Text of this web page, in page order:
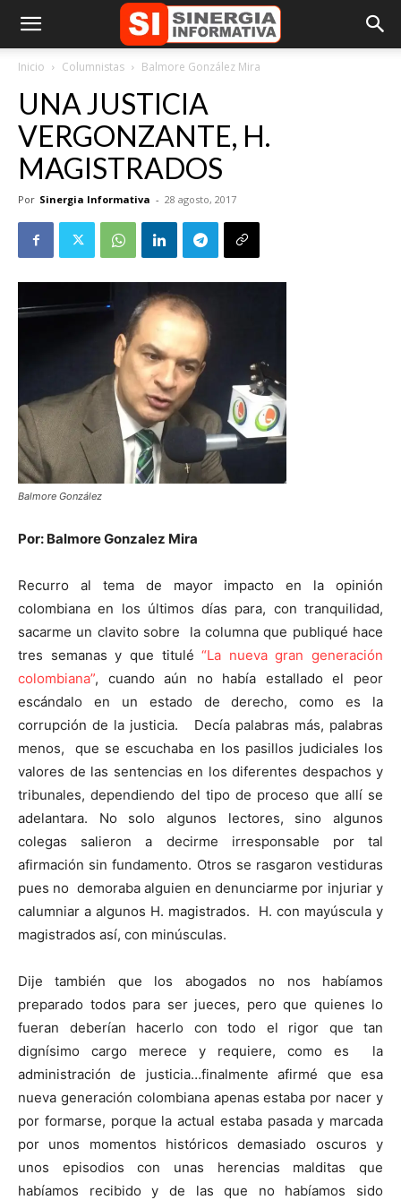
Inicio Columnistas Balmore González Mira
UNA JUSTICIA
VERGONZANTE, H.
MAGISTRADOS
Por Sinergia Informativa - 28 agosto, 2017
Balmore González
Por: Balmore Gonzalez Mira
Recurro al tema de mayor impacto en la opinión
colombiana en los últimos días para, con tranquilidad,
sacarme un clavito sobre la columna que publiqué hace
tres semanas y que titulé“La nueva gran generación
colombiana”, cuando aún no había estallado el peor
escándalo en un estado de derecho, como es la
corrupción de la justicia. Decía palabras más, palabras
menos, que se escuchaba en los pasillos judiciales los
valores de las sentencias en los diferentes despachos y
tribunales, dependiendo del tipo de proceso que allí se
adelantara. No solo algunos lectores, sino algunos
colegas salieron a decirme irresponsable por tal
afirmación sin fundamento. Otros se rasgaron vestiduras
pues no demoraba alguien en denunciarme por injuriar y
calumniar a algunos H. magistrados. H. con mayúscula y
magistrados así, con minúsculas.
Dije también que los abogados no nos habíamos
preparado todos para ser jueces, pero que quienes lo
fueran deberían hacerlo con todo el rigor que tan
dignísimo cargo merece y requiere, como es la
administración de justicia…finalmente afirmé que esa
nueva generación colombiana apenas estaba por nacer y
por formarse, porque la actual estaba pasada y marcada
por unos momentos históricos demasiado oscuros y
unos episodios con unas herencias malditas que
habíamos recibido y de las que no habíamos sido